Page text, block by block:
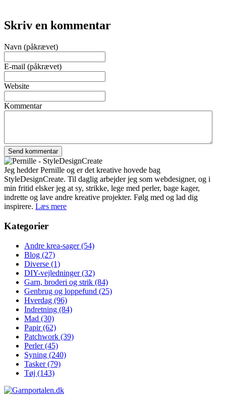
Skriv en kommentar
Navn (påkrævet)
E-mail (påkrævet)
Website
Kommentar
Jeg hedder Pernille og er det kreative hovede bag
StyleDesignCreate. Til daglig arbejder jeg som webdesigner, og i
min fritid elsker jeg at sy, strikke, lege med perler, bage kager,
indrette og lave andre kreative projekter. Følg med og lad dig
inspirere. Læs mere
Kategorier
Andre krea-sager(54)
Blog (27)
Diverse (1)
DIY-vejledninger(32)
Garn, broderi og strik (84)
Genbrug og loppefund (25)
Hverdag (96)
Indretning (84)
Mad (30)
Papir(62)
Patchwork (39)
Perler(45)
Syning (240)
Tasker(79)
Tøj (143)